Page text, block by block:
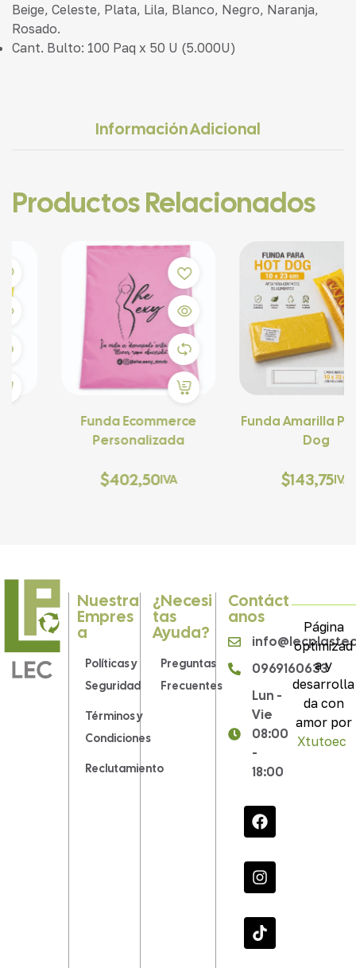
Beige, Celeste, Plata, Lila, Blanco, Negro, Naranja,
Rosado.
Cant. Bulto: 100 Paq x 50 U (5.000U)
Información Adicional
Productos Relacionados
Funda Ecommerce
Personalizada
402,50IVA
Funda Amarilla Para Hot
143,75IVA
Nuestra
Empres
A
Políticas y
Seguridad
Términos y
Condiciones
Reclutamiento
¿Necesi
Tas
Ayuda?
Preguntas
Frecuentes
Contáct
Anos
0969160633
Lun -
Vie
08:00
-
18:00
Página
optimizad
a y
desarrolla
da con
amor por
Xtutoec